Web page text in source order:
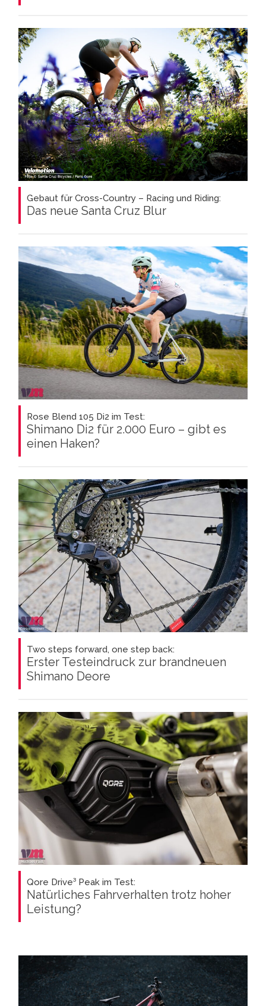
Gebaut für Cross-Country – Racing und Riding:
Das neue Santa Cruz Blur
Rose Blend 105 Di2 im Test:
Shimano Di2 für 2.000 Euro – gibt es
einen Haken?
Two steps forward, one step back:
Erster Testeindruck zur brandneuen
Shimano Deore
Qore Drive³ Peak im Test:
Natürliches Fahrverhalten trotz hoher
Leistung?